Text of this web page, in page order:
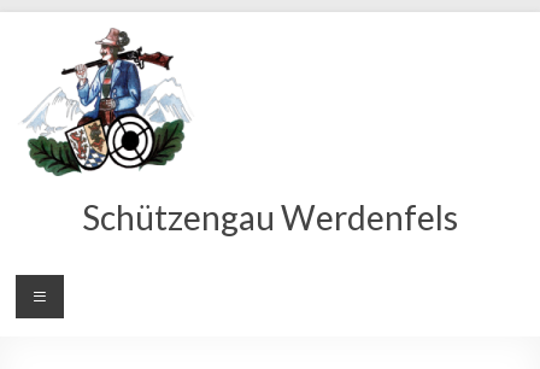
Schützengau Werdenfels